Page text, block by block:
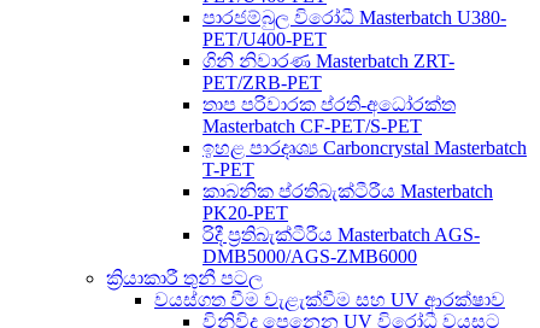
පාරජම්බුල විරෝධී Masterbatch U380-
PET/U400-PET
ගිනි නිවාරණ Masterbatch ZRT-
PET/ZRB-PET
තාප පරිවාරක ප්රති-අධෝරක්ත
Masterbatch CF-PET/S-PET
ඉහළ පාරදෘශ්‍ය Carboncrystal Masterbatch
T-PET
කාබනික ප්රතිබැක්ටීරීය Masterbatch
PK20-PET
රිදී ප්‍රතිබැක්ටීරීය Masterbatch AGS-
DMB5000/AGS-ZMB6000
ක්‍රියාකාරී තුනී පටල
වයස්ගත වීම වැළැක්වීම සහ UV ආරක්ෂාව
විනිවිද පෙනෙන UV විරෝධී වයසට